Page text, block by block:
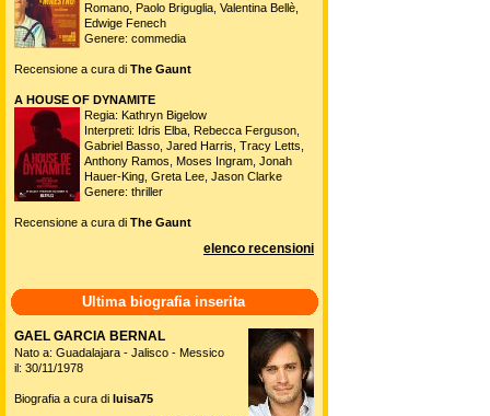
Romano, Paolo Briguglia, Valentina Bellè,
Edwige Fenech
Genere: commedia
Recensione a cura di The Gaunt
A HOUSE OF DYNAMITE
Regia: Kathryn Bigelow
Interpreti: Idris Elba, Rebecca Ferguson,
Gabriel Basso, Jared Harris, Tracy Letts,
Anthony Ramos, Moses Ingram, Jonah
Hauer-King, Greta Lee, Jason Clarke
Genere: thriller
Recensione a cura di The Gaunt
elenco recensioni
Ultima biografia inserita
GAEL GARCIA BERNAL
Nato a: Guadalajara - Jalisco - Messico
il: 30/11/1978
Biografia a cura di luisa75